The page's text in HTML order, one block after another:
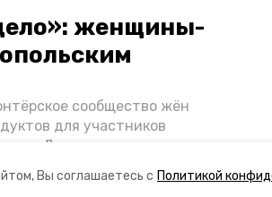
Вы соглашаетесь с Политикой
женщины-
сообщество жён
для участников
Девушки рассказали